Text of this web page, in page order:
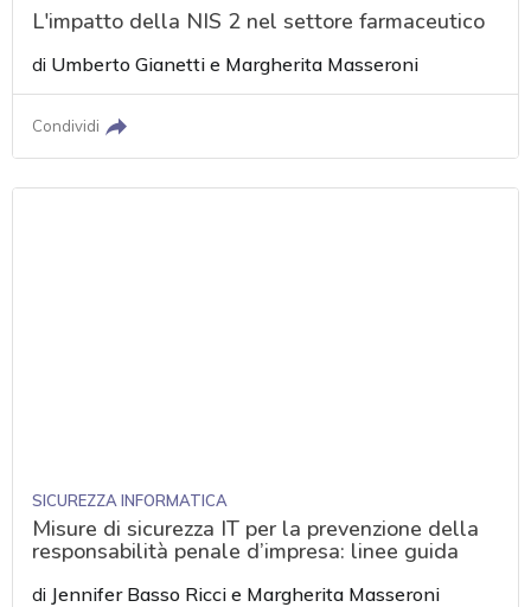
L'impatto della NIS 2 nel settore farmaceutico
di Umberto Gianetti e Margherita Masseroni
Condividi
SICUREZZA INFORMATICA
Misure di sicurezza IT per la prevenzione della
responsabilità penale d’impresa: linee guida
di Jennifer Basso Ricci e Margherita Masseroni